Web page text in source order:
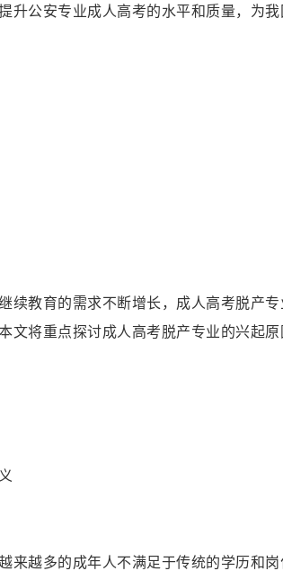
升公安专业成人高考的水平和质量，为我
续教育的需求不断增长，成人高考脱产
将重点探讨成人高考脱产专业的兴起
来越多的成年人不满足于传统的学历和